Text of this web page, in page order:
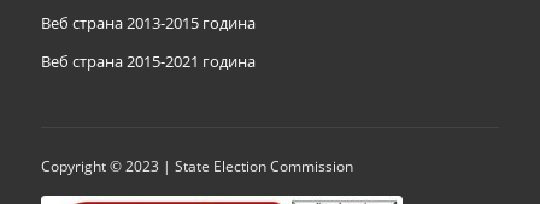
Веб страна 2013-2015 година
Веб страна 2015-2021 година
Copyright © 2023 | State Election Commission